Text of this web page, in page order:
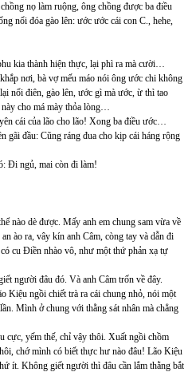
nọ làm ruộng, ông chồng được ba điều
nổi đóa gào lên: ước ước cái con C., hehe,
kia thành hiện thực, lại phì ra mà cười…
nơi, bà vợ mếu máo nói ông ước chi không
nổi điên, gào lên, ước gì mà ước, ừ thì tao
cho má mày thỏa lòng…
cái của lão cho lão! Xong ba điều ước…
đầu: Cũng ráng đua cho kịp cái háng rộng
Đi ngủ, mai còn đi làm!
nào dè được. Mấy anh em chung sam vừa về
ào ra, vây kín anh Câm, còng tay và dẫn đi
cu Điền nhào vô, như một thứ phản xạ tự
người đâu đó. Và anh Câm trốn về đây.
Kiệu ngồi chiết trà ra cái chung nhỏ, nói một
Mình ở chung với thằng sát nhân mà chẳng
yếm thế, chỉ vậy thôi. Xuất ngồi chồm
chớ mình có biết thực hư nào đâu! Lão Kiệu
ít. Không giết người thì đâu cần lắm thằng bắt